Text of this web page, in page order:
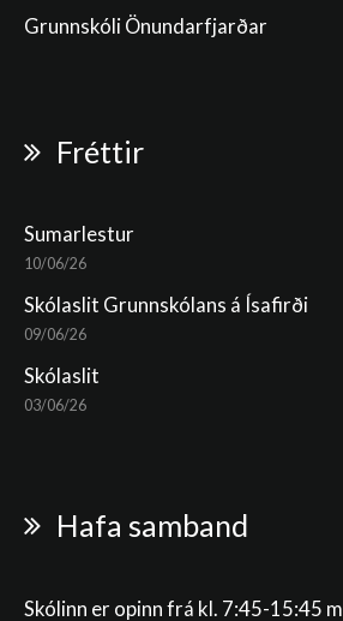
Grunnskóli Önundarfjarðar
Fréttir
Sumarlestur
10/06/26
Skólaslit Grunnskólans á Ísafirði
09/06/26
Skólaslit
03/06/26
Hafa samband
Skólinn er opinn frá kl. 7:45-15:45